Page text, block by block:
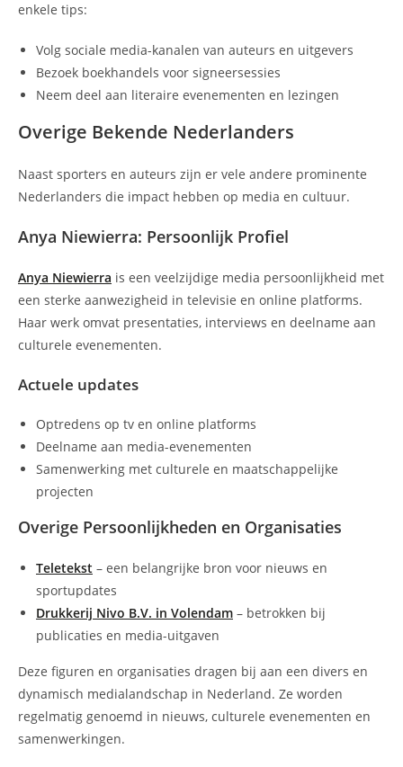
enkele tips:
Volg sociale media-kanalen van auteurs en uitgevers
Bezoek boekhandels voor signeersessies
Neem deel aan literaire evenementen en lezingen
Overige Bekende Nederlanders
Naast sporters en auteurs zijn er vele andere prominente
Nederlanders die impact hebben op media en cultuur.
Anya Niewierra: Persoonlijk Profiel
Anya Niewierra is een veelzijdige media persoonlijkheid met
een sterke aanwezigheid in televisie en online platforms.
Haar werk omvat presentaties, interviews en deelname aan
culturele evenementen.
Actuele updates
Optredens op tv en online platforms
Deelname aan media-evenementen
Samenwerking met culturele en maatschappelijke
projecten
Overige Persoonlijkheden en Organisaties
Teletekst – een belangrijke bron voor nieuws en
sportupdates
Drukkerij Nivo B.V. in Volendam – betrokken bij
publicaties en media-uitgaven
Deze figuren en organisaties dragen bij aan een divers en
dynamisch medialandschap in Nederland. Ze worden
regelmatig genoemd in nieuws, culturele evenementen en
samenwerkingen.